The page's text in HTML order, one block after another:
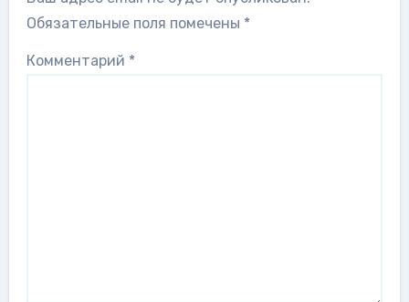
Обязательные поля помечены *
Комментарий *